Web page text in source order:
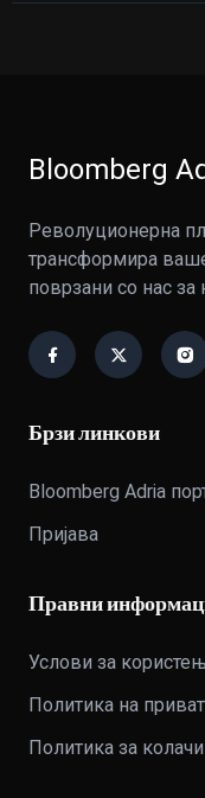
Bloomberg
Револуционерна
трансформира
поврзани со нас за
Брзи линкови
Bloomberg Adria
Пријава
Правни
Услови за
Политика на
Политика за